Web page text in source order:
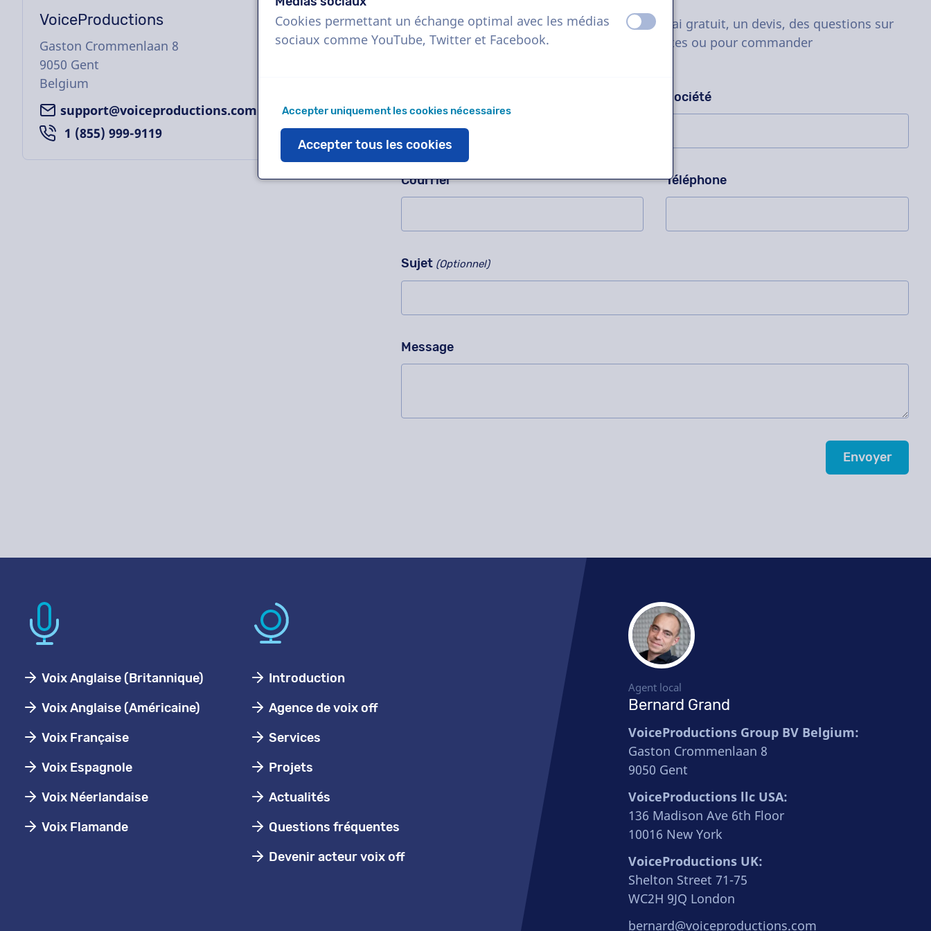
VoiceProductions
Gaston Crommenlaan 8
9050 Gent
Belgium
support@voiceproductions.com
1 (855) 999-9119
Contactez-nous pour un enregistrement d'essai gratuit, un devis, des questions sur
notre méthode de travail, des projets complexes ou pour commander
Société
Courriel Téléphone
Sujet (Optionnel)
Message
Voix Anglaise (Britannique)
Voix Anglaise (Américaine)
Voix Française
Voix Espagnole
Voix Néerlandaise
Voix Flamande
Introduction
Agence de voix off
Services
Projets
Actualités
Questions fréquentes
Devenir acteur voix off
Agent local
Bernard Grand
VoiceProductions Group BV Belgium:
Gaston Crommenlaan 8
9050 Gent
VoiceProductions llc USA:
136 Madison Ave 6th Floor
10016 New York
VoiceProductions UK:
Shelton Street 71-75
WC2H 9JQ London
bernard@voiceproductions.com
Cookies permettant un échange optimal avec les médias
sociaux comme YouTube, Twitter et Facebook.
éteintactivé
Accepter uniquement les cookies nécessaires
Accepter tous les cookies